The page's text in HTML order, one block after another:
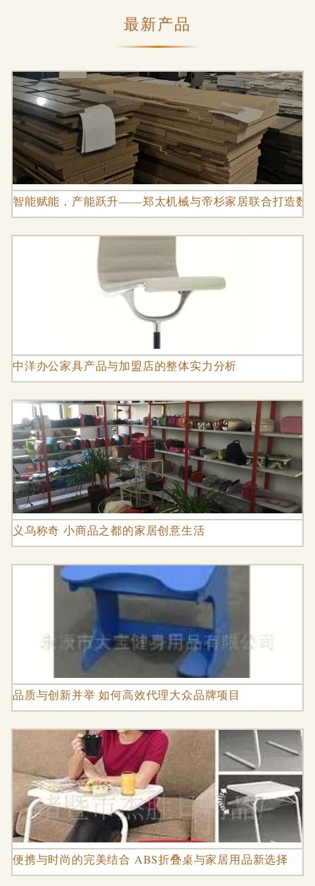
最新产品
智能赋能，产能跃升——郑太机械与帝杉家居联合打造数
中洋办公家具产品与加盟店的整体实力分析
义乌称奇 小商品之都的家居创意生活
品质与创新并举 如何高效代理大众品牌项目
便携与时尚的完美结合 ABS折叠桌与家居用品新选择